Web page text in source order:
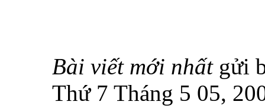
Bài viết mới nhất gửi
Thứ 7 Tháng 5 05,